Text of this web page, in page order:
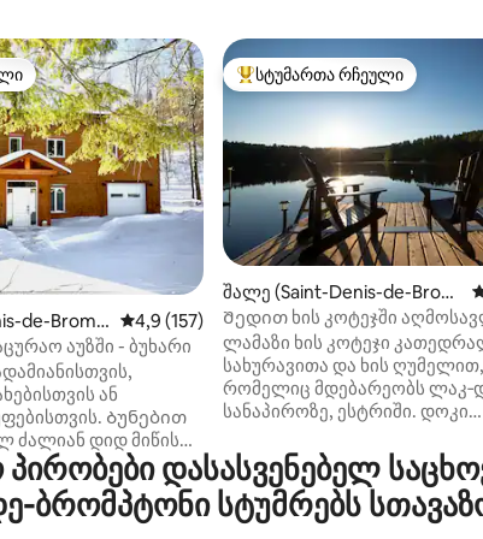
327 მიმოხილვა
de-Bromp საშუალო შეფასებაა 5‑დან 4,9, 157
4,9 (157)
აუზში - ბუხარი
ან
Ბუნებით
ძალიან დიდ მიწის
სიმშვიდითა და
- გათბობით
გარე ცეცხლის
- შედის 4
სტუმართა რჩეული მოწინავე
სტუმართა რჩეული
შალე (Saint-Denis-de-Brom
pton)
Შედით ხის კოტეჯში
ქალაქებში
ლამაზი ხის კოტეჯი
სახურავითა და ხის ღუმელით,
რომელიც მდებარეობს
სანაპიროზე, ესტრიში. დოკი
პირადი ტბა დაცული
(ბენზინის ძრავიანი
დაუშვებელია) და
სავსეა კალმახითა და თევზის
დასასვენებელ
ბრომპტონი სტუმრებს